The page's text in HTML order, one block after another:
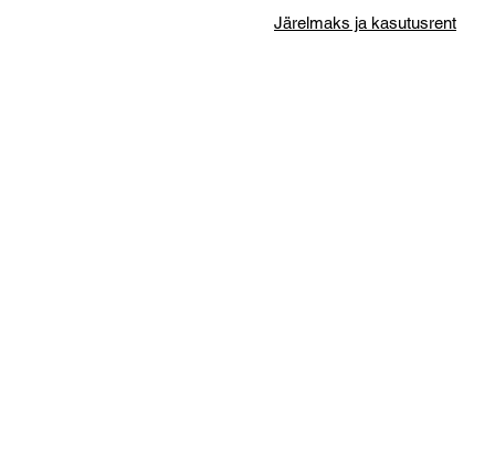
Järelmaks ja kasutusrent